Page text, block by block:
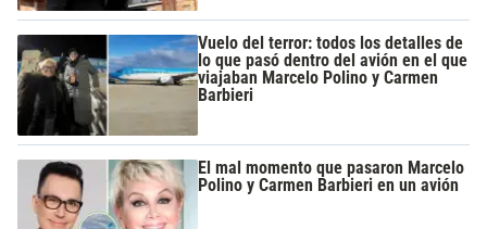
Vuelo del terror: todos los detalles de
lo que pasó dentro del avión en el que
viajaban Marcelo Polino y Carmen
Barbieri
El mal momento que pasaron Marcelo
Polino y Carmen Barbieri en un avión